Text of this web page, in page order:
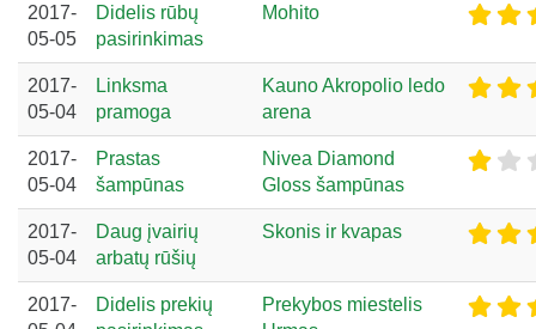
2017-
05-05
Didelis rūbų
pasirinkimas
Mohito
2017-
05-04
Linksma
pramoga
Kauno Akropolio ledo
arena
2017-
05-04
Prastas
šampūnas
Nivea Diamond
Gloss šampūnas
2017-
05-04
Daug įvairių
arbatų rūšių
Skonis ir kvapas
2017-
Didelis prekių
Prekybos miestelis